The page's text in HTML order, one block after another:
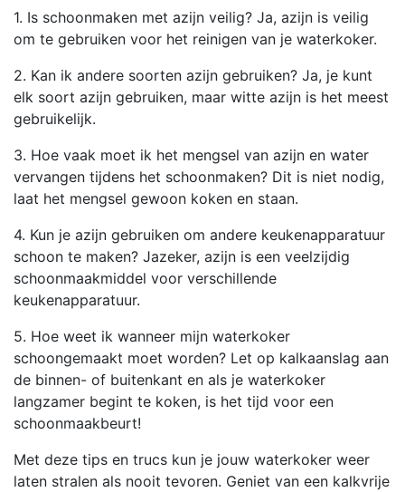
1. Is schoonmaken met azijn veilig? Ja, azijn is veilig
om te gebruiken voor het reinigen van je waterkoker.
2. Kan ik andere soorten azijn gebruiken? Ja, je kunt
elk soort azijn gebruiken, maar witte azijn is het meest
gebruikelijk.
3. Hoe vaak moet ik het mengsel van azijn en water
vervangen tijdens het schoonmaken? Dit is niet nodig,
laat het mengsel gewoon koken en staan.
4. Kun je azijn gebruiken om andere keukenapparatuur
schoon te maken? Jazeker, azijn is een veelzijdig
schoonmaakmiddel voor verschillende
keukenapparatuur.
5. Hoe weet ik wanneer mijn waterkoker
schoongemaakt moet worden? Let op kalkaanslag aan
de binnen- of buitenkant en als je waterkoker
langzamer begint te koken, is het tijd voor een
schoonmaakbeurt!
Met deze tips en trucs kun je jouw waterkoker weer
laten stralen als nooit tevoren. Geniet van een kalkvrije